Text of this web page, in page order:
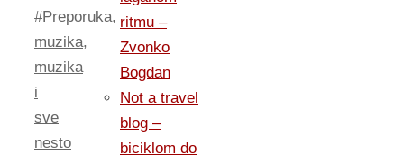
#Preporuka,
muzika,
muzika
i
sve
nesto
ritmu –
Zvonko
Bogdan
Not a travel
blog –
biciklom do